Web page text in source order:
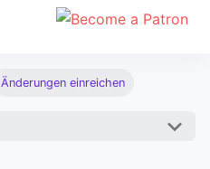
Änderungen einreichen